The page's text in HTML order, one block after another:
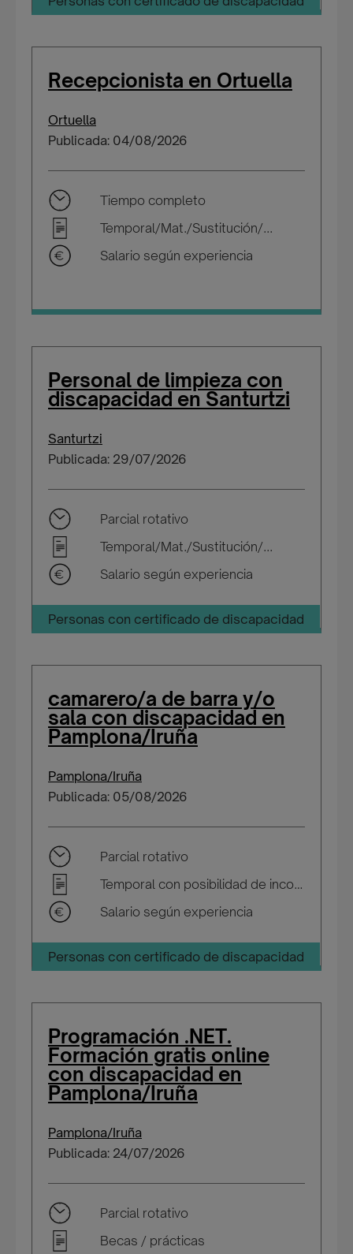
Recepcionista en Ortuella
Ortuella
Publicada: 04/08/2026
Tiempo completo
Temporal/Mat./Sustitución/...
Salario según experiencia
Personal de limpieza con
discapacidad en Santurtzi
Santurtzi
Publicada: 29/07/2026
Parcial rotativo
Temporal/Mat./Sustitución/...
Salario según experiencia
Personas con certificado de discapacidad
camarero/a de barra y/o
sala con discapacidad en
Pamplona/Iruña
Pamplona/Iruña
Publicada: 05/08/2026
Parcial rotativo
Temporal con posibilidad de incorporarse a plantilla
Salario según experiencia
Personas con certificado de discapacidad
Programación .NET.
Formación gratis online
con discapacidad en
Pamplona/Iruña
Pamplona/Iruña
Publicada: 24/07/2026
Parcial rotativo
Becas / prácticas